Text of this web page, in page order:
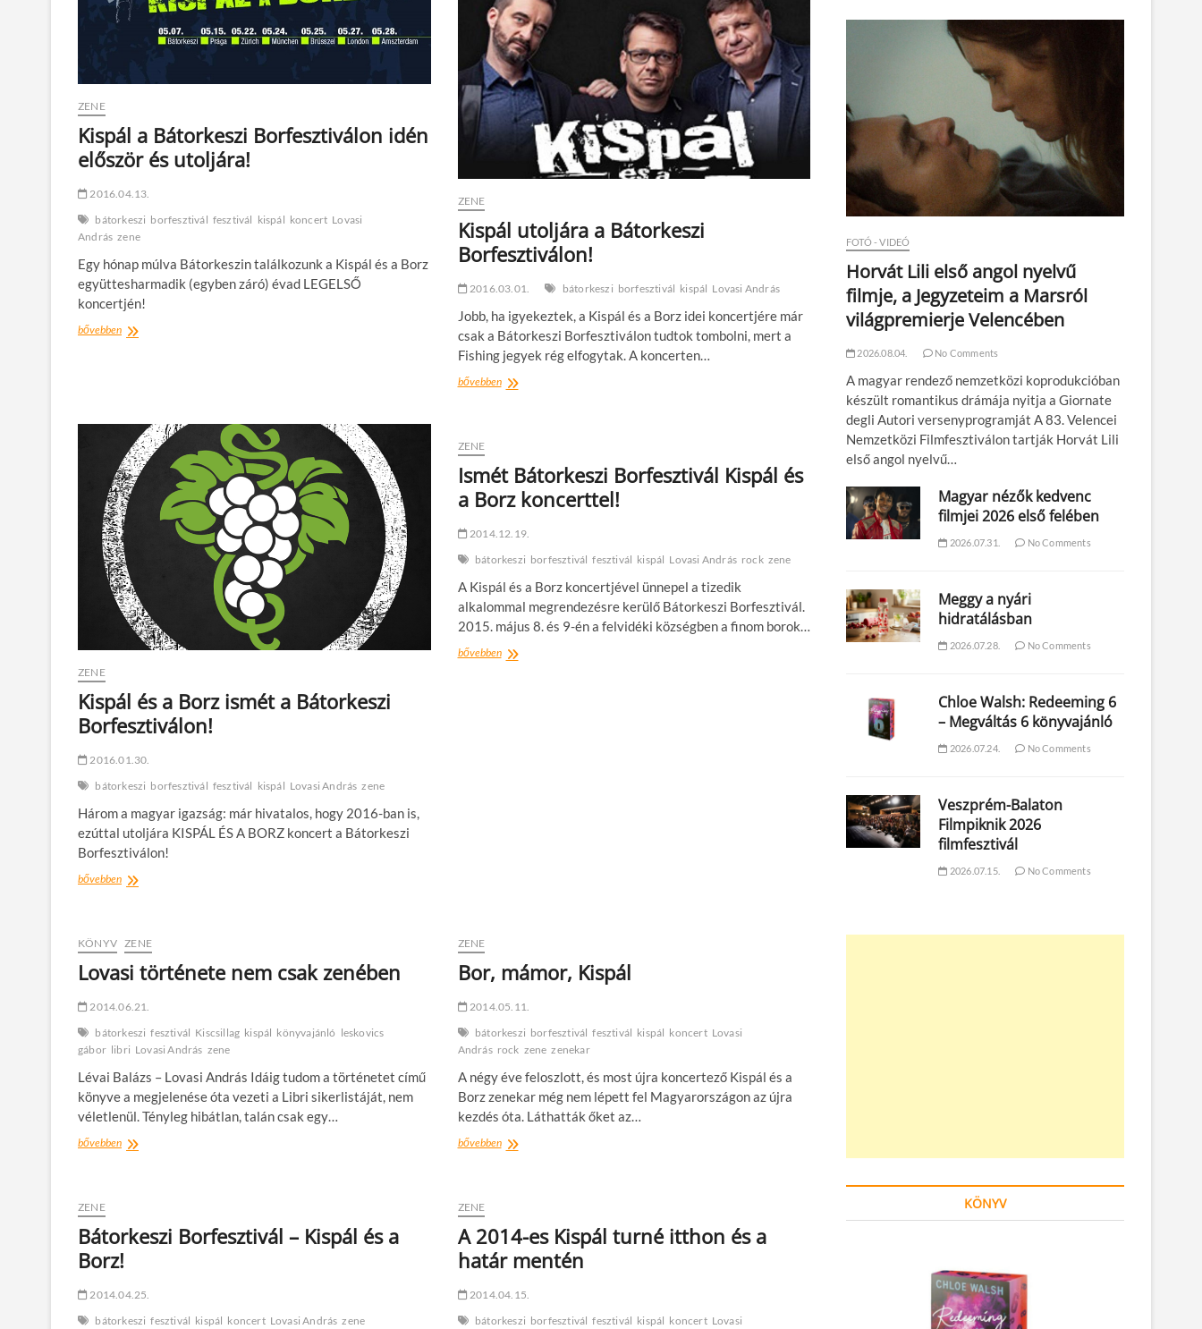
ZENE
Kispál a Bátorkeszi Borfesztiválon idén
először és utoljára!
2016.04.13.
bátorkeszi borfesztivál fesztivál kispál koncert Lovasi
András zene
Egy hónap múlva Bátorkeszin találkozunk a Kispál és a Borz
együttesharmadik (egyben záró) évad LEGELSŐ
koncertjén!
bővebbenKispál
és
utoljára!
ZENE
Kispál utoljára a Bátorkeszi
Borfesztiválon!
2016.03.01. bátorkeszi borfesztivál kispál Lovasi András
Jobb, ha igyekeztek, a Kispál és a Borz idei koncertjére már
csak a Bátorkeszi Borfesztiválon tudtok tombolni, mert a
Fishing jegyek rég elfogytak. A koncerten…
bővebbenKispál
ZENE
Kispál és a Borz ismét a Bátorkeszi
Borfesztiválon!
2016.01.30.
bátorkeszi borfesztivál fesztivál kispál Lovasi András zene
Három a magyar igazság: már hivatalos, hogy 2016-ban is,
ezúttal utoljára KISPÁL ÉS A BORZ koncert a Bátorkeszi
Borfesztiválon!
bővebbenKispál
ismét
Bátorkeszi
ZENE
Ismét Bátorkeszi Borfesztivál Kispál és
a Borz koncerttel!
2014.12.19.
bátorkeszi borfesztivál fesztivál kispál Lovasi András rock zene
A Kispál és a Borz koncertjével ünnepel a tizedik
alkalommal megrendezésre kerülő Bátorkeszi Borfesztivál.
2015. május 8. és 9-én a felvidéki községben a finom borok…
bővebbenIsmét
KÖNYV ZENE
Lovasi története nem csak zenében
2014.06.21.
bátorkeszi fesztivál Kiscsillag kispál könyvajánló leskovics
gábor libri Lovasi András zene
Lévai Balázs – Lovasi András Idáig tudom a történetet című
könyve a megjelenése óta vezeti a Libri sikerlistáját, nem
véletlenül. Tényleg hibátlan, talán csak egy…
bővebbenLovasi
ZENE
Bor, mámor, Kispál
2014.05.11.
bátorkeszi borfesztivál fesztivál kispál koncert Lovasi
András rock zene zenekar
A négy éve feloszlott, és most újra koncertező Kispál és a
Borz zenekar még nem lépett fel Magyarországon az újra
kezdés óta. Láthatták őket az…
bővebbenBor,
ZENE
Bátorkeszi Borfesztivál – Kispál és a
Borz!
2014.04.25.
bátorkeszi fesztivál kispál koncert Lovasi András zene
ZENE
A 2014-es Kispál turné itthon és a
határ mentén
2014.04.15.
bátorkeszi borfesztivál fesztivál kispál koncert Lovasi
FOTÓ - VIDEÓ
Horvát Lili első angol nyelvű
filmje, a Jegyzeteim a Marsról
világpremierje Velencében
2026.08.04. No Comments
A magyar rendező nemzetközi koprodukcióban
készült romantikus drámája nyitja a Giornate
degli Autori versenyprogramját A 83. Velencei
Nemzetközi Filmfesztiválon tartják Horvát Lili
első angol nyelvű…
Magyar nézők kedvenc
filmjei 2026 első felében
2026.07.31. No Comments
Meggy a nyári
hidratálásban
2026.07.28. No Comments
Chloe Walsh: Redeeming 6
– Megváltás 6 könyvajánló
2026.07.24. No Comments
Veszprém-Balaton
Filmpiknik 2026
filmfesztivál
2026.07.15. No Comments
KÖNYV